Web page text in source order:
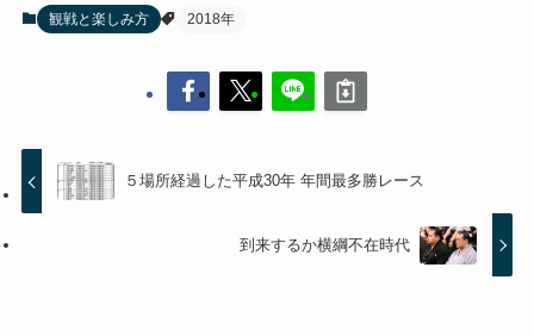
観戦と楽しみ方 2018年
５場所経過した平成30年 年間最多勝レース
到来するか横綱不在時代